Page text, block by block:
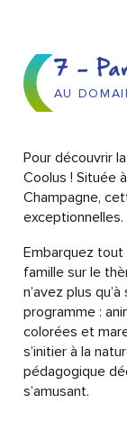
7 -
AU
Pour découvrir
Coolus ! Située
Champagne,
exceptionnelles.
Embarquez
famille sur le
n’avez plus
programme :
colorées et
s’initier à la
pédagogique
s’amusant.